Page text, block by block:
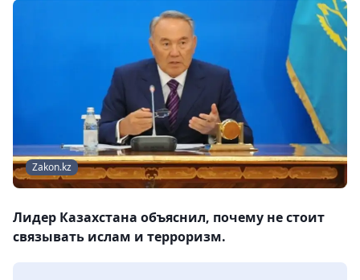
Zakon.kz
Лидер Казахстана объяснил, почему не стоит
связывать ислам и терроризм.